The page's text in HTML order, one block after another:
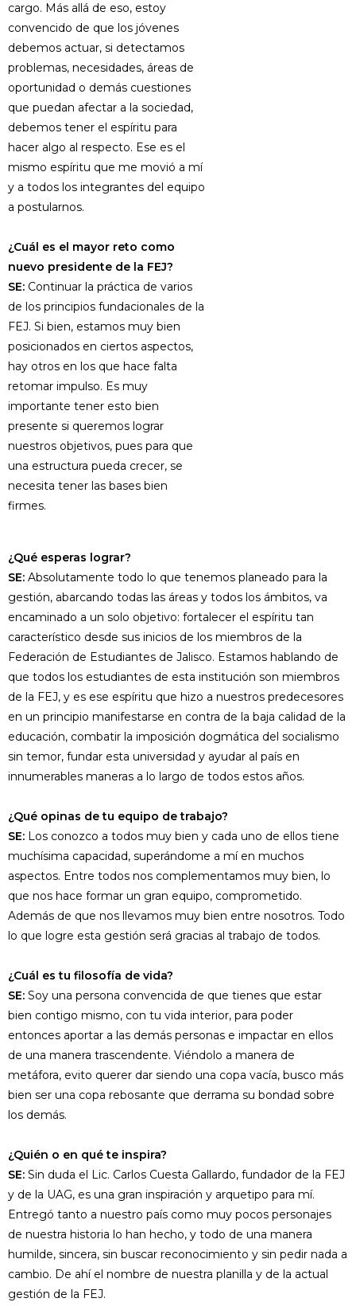
cargo. Más allá de eso, estoy
convencido de que los jóvenes
debemos actuar, si detectamos
problemas, necesidades, áreas de
oportunidad o demás cuestiones
que puedan afectar a la sociedad,
debemos tener el espíritu para
hacer algo al respecto. Ese es el
mismo espíritu que me movió a mí
y a todos los integrantes del equipo
a postularnos.
¿Cuál es el mayor reto como
nuevo presidente de la FEJ?
SE: Continuar la práctica de varios
de los principios fundacionales de la
FEJ. Si bien, estamos muy bien
posicionados en ciertos aspectos,
hay otros en los que hace falta
retomar impulso. Es muy
importante tener esto bien
presente si queremos lograr
nuestros objetivos, pues para que
una estructura pueda crecer, se
necesita tener las bases bien
firmes.
¿Qué esperas lograr?
SE: Absolutamente todo lo que tenemos planeado para la
gestión, abarcando todas las áreas y todos los ámbitos, va
encaminado a un solo objetivo: fortalecer el espíritu tan
característico desde sus inicios de los miembros de la
Federación de Estudiantes de Jalisco. Estamos hablando de
que todos los estudiantes de esta institución son miembros
de la FEJ, y es ese espíritu que hizo a nuestros predecesores
en un principio manifestarse en contra de la baja calidad de la
educación, combatir la imposición dogmática del socialismo
sin temor, fundar esta universidad y ayudar al país en
innumerables maneras a lo largo de todos estos años.
¿Qué opinas de tu equipo de trabajo?
SE: Los conozco a todos muy bien y cada uno de ellos tiene
muchísima capacidad, superándome a mí en muchos
aspectos. Entre todos nos complementamos muy bien, lo
que nos hace formar un gran equipo, comprometido.
Además de que nos llevamos muy bien entre nosotros. Todo
lo que logre esta gestión será gracias al trabajo de todos.
¿Cuál es tu filosofía de vida?
SE: Soy una persona convencida de que tienes que estar
bien contigo mismo, con tu vida interior, para poder
entonces aportar a las demás personas e impactar en ellos
de una manera trascendente. Viéndolo a manera de
metáfora, evito querer dar siendo una copa vacía, busco más
bien ser una copa rebosante que derrama su bondad sobre
los demás.
¿Quién o en qué te inspira?
SE: Sin duda el Lic. Carlos Cuesta Gallardo, fundador de la FEJ
y de la UAG, es una gran inspiración y arquetipo para mí.
Entregó tanto a nuestro país como muy pocos personajes
de nuestra historia lo han hecho, y todo de una manera
humilde, sincera, sin buscar reconocimiento y sin pedir nada a
cambio. De ahí el nombre de nuestra planilla y de la actual
gestión de la FEJ.